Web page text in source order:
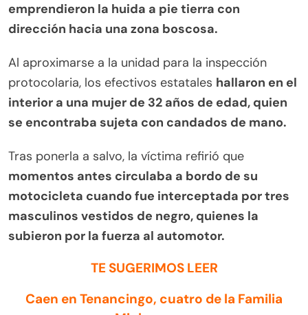
emprendieron la huida a pie tierra con
dirección hacia una zona boscosa.
Al aproximarse a la unidad para la inspección
protocolaria, los efectivos estatales hallaron en el
interior a una mujer de 32 años de edad, quien
se encontraba sujeta con candados de mano.
Tras ponerla a salvo, la víctima refirió que
momentos antes circulaba a bordo de su
motocicleta cuando fue interceptada por tres
masculinos vestidos de negro, quienes la
subieron por la fuerza al automotor.
TE SUGERIMOS LEER
Caen en Tenancingo, cuatro de la Familia